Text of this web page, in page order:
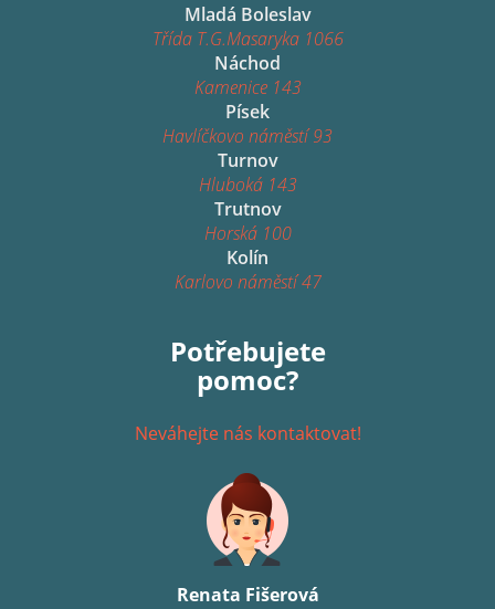
Mladá Boleslav
Třída T.G.Masaryka 1066
Náchod
Kamenice 143
Písek
Havlíčkovo náměstí 93
Turnov
Hluboká 143
Trutnov
Horská 100
Kolín
Karlovo náměstí 47
Potřebujete
pomoc?
Neváhejte nás kontaktovat!
Renata Fišerová